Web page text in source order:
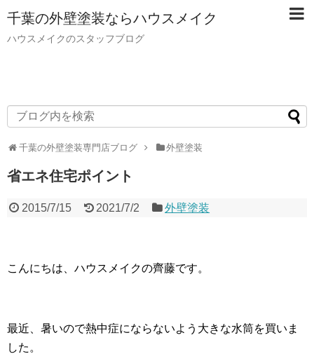
千葉の外壁塗装ならハウスメイク
ハウスメイクのスタッフブログ
千葉の外壁塗装専門店ブログ 外壁塗装
省エネ住宅ポイント
2015/7/15 2021/7/2 外壁塗装
こんにちは、ハウスメイクの齊藤です。
最近、暑いので熱中症にならないよう大きな水筒を買いま
した。